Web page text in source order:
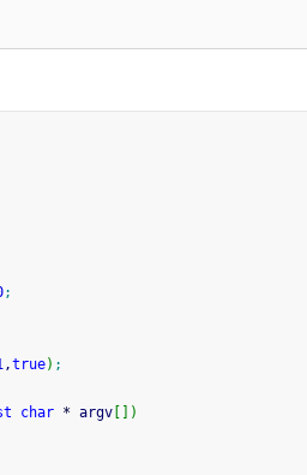
;
,true) ;
char * argv
)